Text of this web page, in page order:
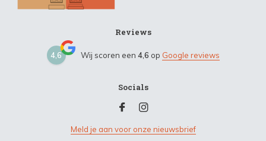
Reviews
4,6 Wij scoren een 4,6 op Google reviews
Socials
Meld je aan voor onze nieuwsbrief